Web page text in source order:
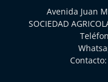
Avenida Juan
SOCIEDAD
Contacto: